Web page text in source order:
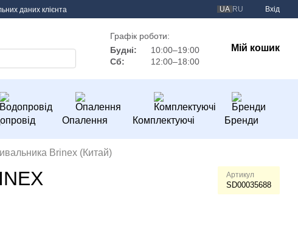
даних клієнта UA RU Вхід
Графік роботи:
Будні:
10:00–19:00
Сб:
12:00–18:00
Мій кошик
Опалення Комплектуючі Бренди
Brinex (Китай)
Артикул
SD00035688